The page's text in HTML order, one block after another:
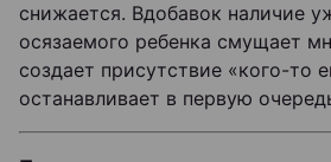
снижается. Вдобавок наличие
осязаемого ребенка смущает
создает присутствие «кого-то
останавливает в первую